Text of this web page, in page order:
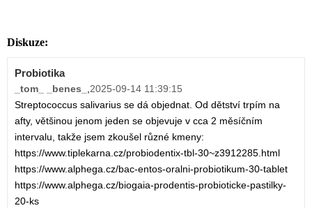
Diskuze:
Probiotika
_tom_ _benes_
2025-09-14 11:39:15
Streptococcus salivarius se dá objednat. Od dětství trpím na
afty, většinou jenom jeden se objevuje v cca 2 měsíčním
intervalu, takže jsem zkoušel různé kmeny:
https://www.tiplekarna.cz/probiodentix-tbl-30~z3912285.html
https://www.alphega.cz/bac-entos-oralni-probiotikum-30-tablet
https://www.alphega.cz/biogaia-prodentis-probioticke-pastilky-
20-ks